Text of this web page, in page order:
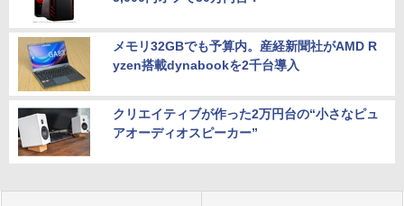
メモリ32GBでも予算内。産経新聞社がAMD R
yzen搭載dynabookを2千台導入
クリエイティブが作った2万円台の“小さなピュ
アオーディオスピーカー”